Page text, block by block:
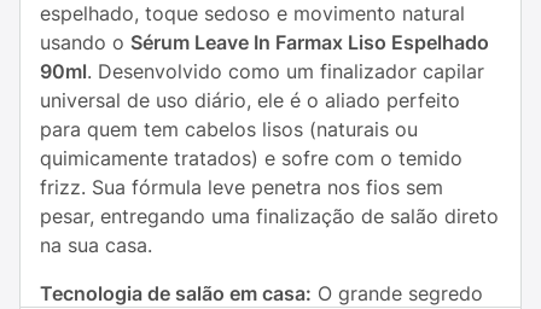
espelhado, toque sedoso e movimento natural
usando o Sérum Leave In Farmax Liso Espelhado
90ml. Desenvolvido como um finalizador capilar
universal de uso diário, ele é o aliado perfeito
para quem tem cabelos lisos (naturais ou
quimicamente tratados) e sofre com o temido
frizz. Sua fórmula leve penetra nos fios sem
pesar, entregando uma finalização de salão direto
na sua casa.
Tecnologia de salão em casa: O grande segredo